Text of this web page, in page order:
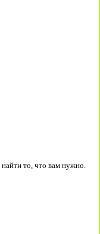
то, что вам нужно.